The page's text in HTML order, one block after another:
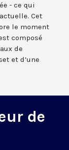
- ce qui
Cet
le moment
composé
de
et d’une
de